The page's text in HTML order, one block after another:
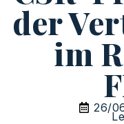
der
im
26/